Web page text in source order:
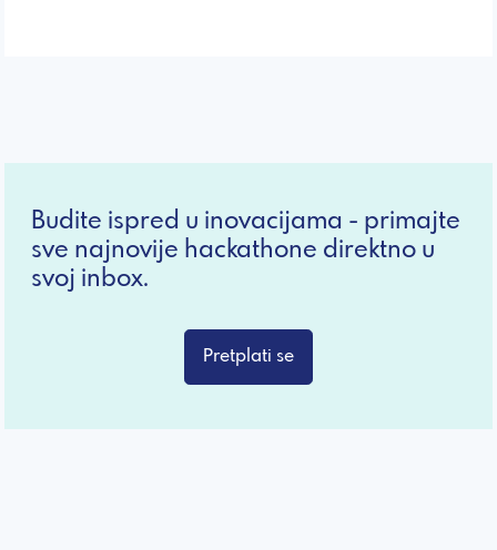
Budite ispred u inovacijama - primajte
sve najnovije hackathone direktno u
svoj inbox.
Pretplati se